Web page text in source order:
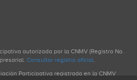
autorizada por la CNMV (Registro No.
Consultar registro oficial.
Participativa registrado en la CNMV